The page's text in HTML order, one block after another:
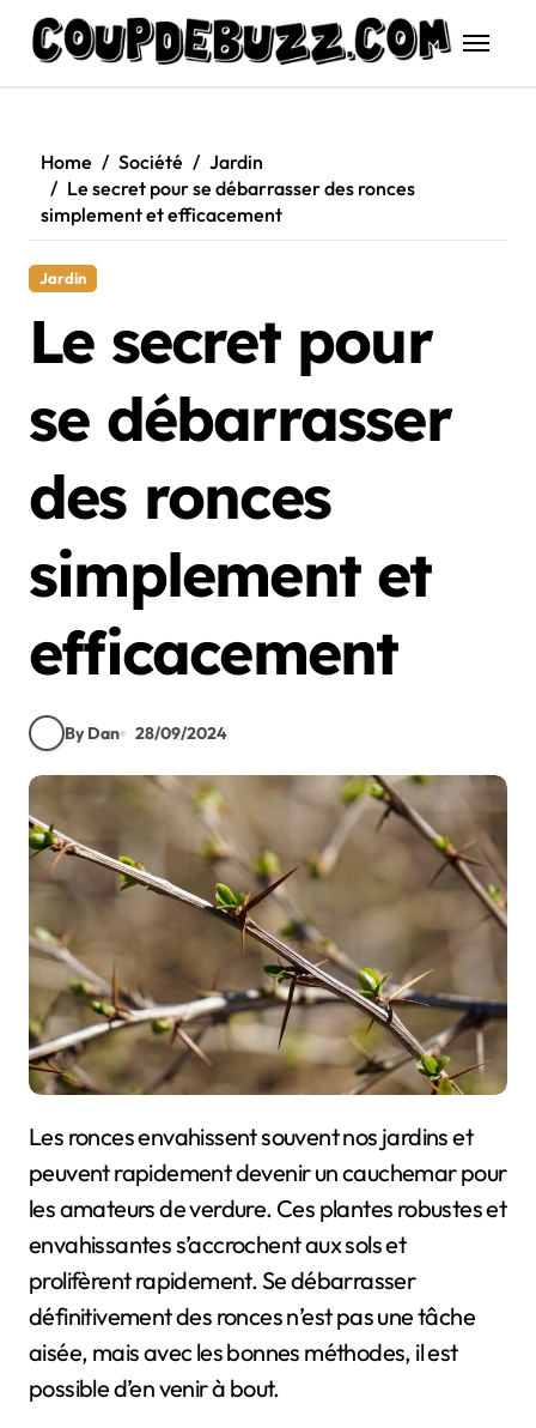
content
Home Société
Jardin
Le secret pour se débarrasser des ronces
simplement et efficacement
Jardin
Le secret pour
se débarrasser
des ronces
simplement et
efficacement
By Dan 28/09/2024
Les ronces envahissent souvent nos jardins et
peuvent rapidement devenir un cauchemar pour
les amateurs de verdure. Ces plantes robustes et
envahissantes s’accrochent aux sols et
prolifèrent rapidement. Se débarrasser
définitivement des ronces n’est pas une tâche
aisée, mais avec les bonnes méthodes, il est
possible d’en venir à bout.